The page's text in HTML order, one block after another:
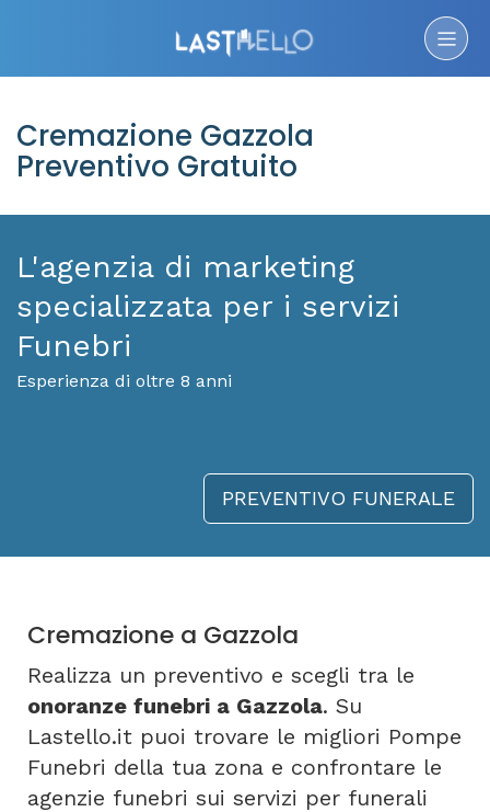
Cremazione Gazzola
Preventivo Gratuito
L'agenzia di marketing
specializzata per i servizi
Funebri
Esperienza di oltre 8 anni
PREVENTIVO FUNERALE
Cremazione a Gazzola
Realizza un preventivo e scegli tra le
onoranze funebri a Gazzola. Su
Lastello.it puoi trovare le migliori Pompe
Funebri della tua zona e confrontare le
agenzie funebri sui servizi per funerali